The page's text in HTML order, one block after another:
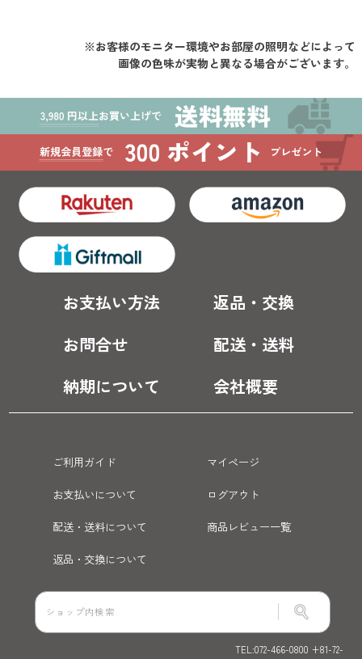
※お客様のモニター環境やお部屋の照明などによって
画像の色味が実物と異なる場合がございます。
お支払い方法
返品・交換
お問合せ
配送・送料
納期について
会社概要
ご利用ガイド
マイページ
お支払いについて
ログアウト
配送・送料について
商品レビュー一覧
返品・交換について
TEL:072-466-0800 +81-72-